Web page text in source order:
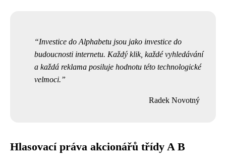
Investice do Alphabetu jsou jako investice do
budoucnosti internetu. Každý klik, každé vyhledávání
a každá reklama posiluje hodnotu této technologické
velmoci.
Radek Novotný
Hlasovací práva akcionářů třídy A B